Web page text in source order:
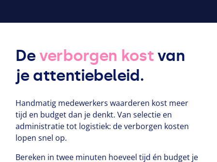
De verborgen kostvan
je attentiebeleid.
Handmatig medewerkers waarderen kost meer
tijd en budget dan je denkt. Van selectie en
administratie tot logistiek: de verborgen kosten
lopen snel op.
Bereken in twee minuten hoeveel tijd én budget je